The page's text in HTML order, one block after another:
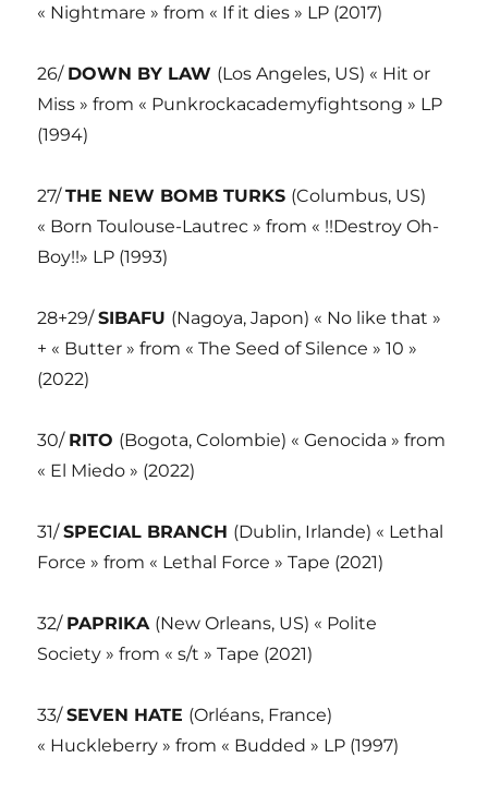
« Nightmare » from « If it dies » LP (2017)
26/ DOWN BY LAW (Los Angeles, US) « Hit or
Miss » from « Punkrockacademyfightsong » LP
(1994)
27/THE NEW BOMB TURKS (Columbus, US)
« Born Toulouse-Lautrec » from « !!Destroy Oh-
Boy!!» LP (1993)
28+29/SIBAFU (Nagoya, Japon) « No like that »
+ « Butter » from « The Seed of Silence » 10 »
(2022)
30/ RITO (Bogota, Colombie) « Genocida » from
« El Miedo » (2022)
31/SPECIAL BRANCH (Dublin, Irlande) « Lethal
Force » from « Lethal Force » Tape (2021)
32/ PAPRIKA (New Orleans, US) « Polite
Society » from « s/t » Tape (2021)
33/SEVEN HATE (Orléans, France)
« Huckleberry » from « Budded » LP (1997)